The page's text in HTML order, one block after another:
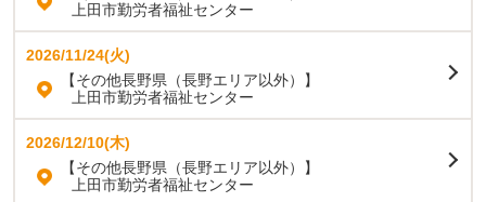
上田市勤労者福祉センター
2026/11/24(火)
【その他長野県（長野エリア以外）】
上田市勤労者福祉センター
2026/12/10(木)
【その他長野県（長野エリア以外）】
上田市勤労者福祉センター